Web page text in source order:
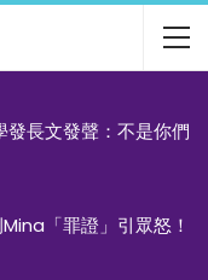
長文發聲：不是你們
「罪證」引眾怒！